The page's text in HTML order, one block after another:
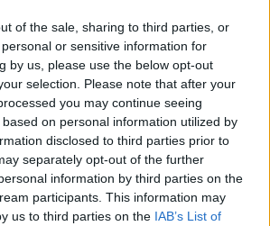
of the sale, sharing to third parties, or
or sensitive information for
by us, please use the below opt-out
selection. Please note that after your
you may continue seeing
on personal information utilized by
disclosed to third parties prior to
separately opt-out of the further
information by third parties on the
participants. This information may
us to third parties on the IAB’s List of
– ανταγωνιστικές αμοιβές